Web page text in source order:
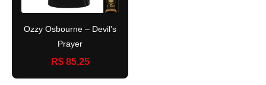
Ozzy Osbourne – Devil’s
Prayer
R$ 85,25